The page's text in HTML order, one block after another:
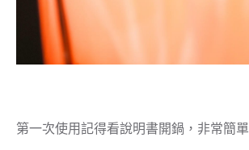
第一次使用記得看說明書開鍋，非常簡單